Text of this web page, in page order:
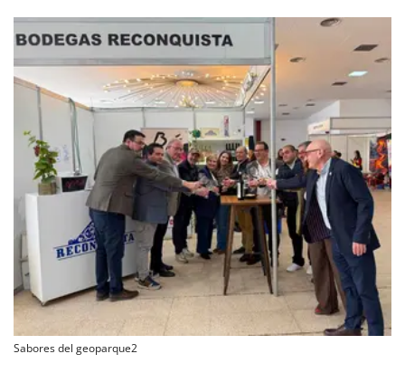
Sabores del geoparque2